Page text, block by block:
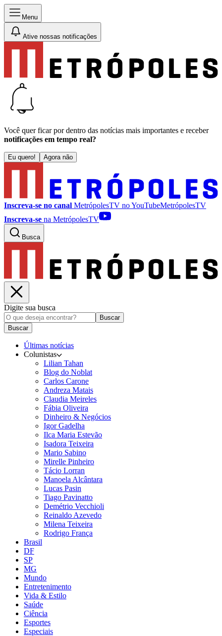
Menu
Ative nossas notificações
Você quer ficar por dentro das notícias mais importantes e receber
notificações em tempo real?
Eu quero! Agora não
Inscreva-se no canal MetrópolesTV noYouTubeMetrópolesTV
Inscreva-se na MetrópolesTV
Busca
Digite sua busca
Buscar
Buscar
Últimas notícias
Colunistas
Lilian Tahan
Blog do Noblat
Carlos Carone
Andreza Matais
Claudia Meireles
Fábia Oliveira
Dinheiro & Negócios
Igor Gadelha
Ilca Maria Estevão
Isadora Teixeira
Mario Sabino
Mirelle Pinheiro
Tácio Lorran
Manoela Alcântara
Lucas Pasin
Tiago Pavinatto
Demétrio Vecchioli
Reinaldo Azevedo
Milena Teixeira
Rodrigo França
Brasil
DF
SP
MG
Mundo
Entretenimento
Vida & Estilo
Saúde
Ciência
Esportes
Especiais